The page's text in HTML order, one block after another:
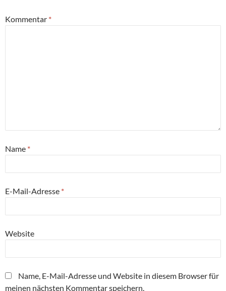
Kommentar *
Name *
E-Mail-Adresse *
Website
Name, E-Mail-Adresse und Website in diesem Browser für
meinen nächsten Kommentar speichern.